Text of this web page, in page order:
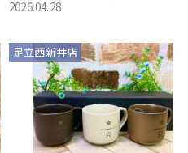
す！！！
2026.04.28
足立西新井店